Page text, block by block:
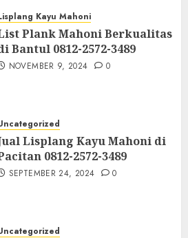
Kayu Mahoni
Plank Mahoni Berkualitas
Bantul 0812-2572-3489
NOVEMBER 9, 2024 0
Lisplang Kayu Mahoni di
0812-2572-3489
SEPTEMBER 24, 2024 0